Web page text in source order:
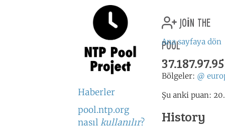
Haberler
pool.ntp.org
nasıl kullanılır?
join the
pool
Ana sayfaya dön
37.187.97.95
Bölgeler: @
Şu anki puan:
History